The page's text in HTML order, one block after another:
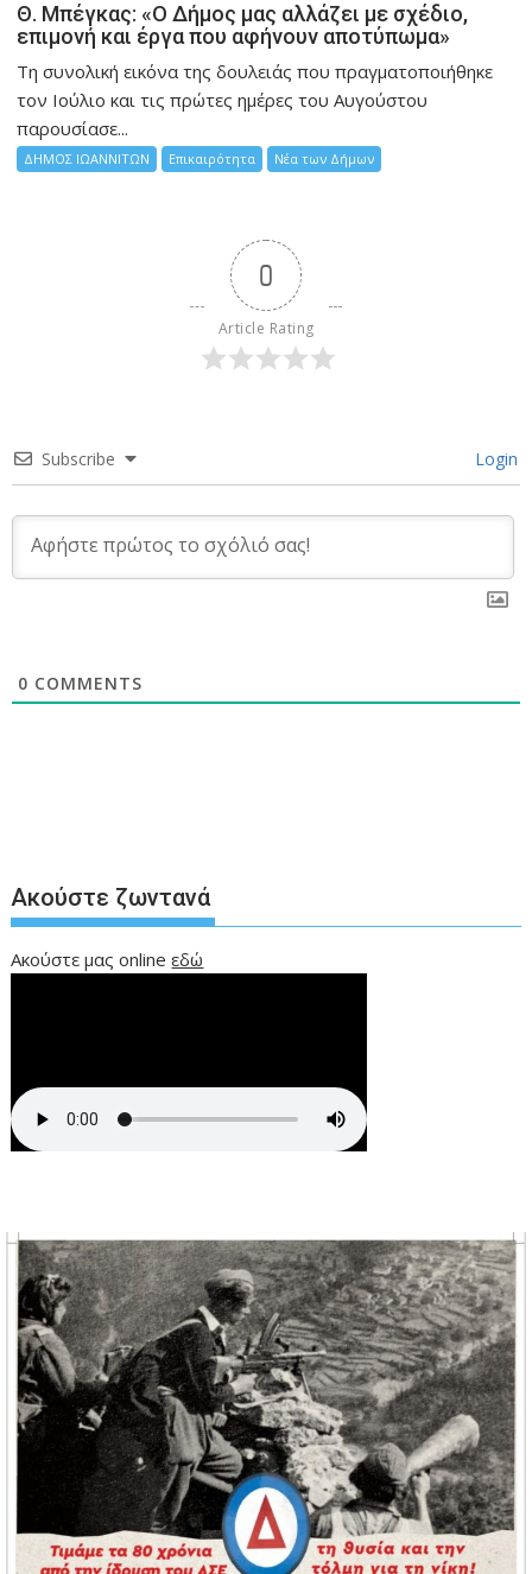
Θ. Μπέγκας: «Ο Δήμος μας αλλάζει με σχέδιο,
επιμονή και έργα που αφήνουν αποτύπωμα»
Τη συνολική εικόνα της δουλειάς που πραγματοποιήθηκε
τον Ιούλιο και τις πρώτες ημέρες του Αυγούστου
παρουσίασε...
ΔΗΜΟΣ ΙΩΑΝΝΙΤΩΝ Επικαιρότητα Νέα των Δήμων
0
Article Rating
Subscribe Login
0 COMMENTS
Ακούστε ζωντανά
Ακούστε μας onlineεδώ